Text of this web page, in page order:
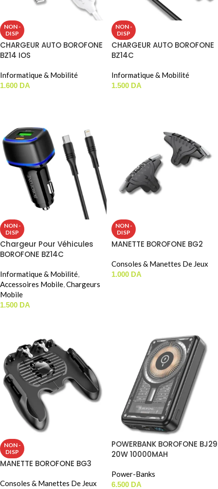
NON -
DISP
CHARGEUR AUTO BOROFONE
BZ14 IOS
Informatique & Mobilité
1.600 DA
NON -
DISP
CHARGEUR AUTO BOROFONE
BZ14C
Informatique & Mobilité
1.500 DA
NON -
DISP
Chargeur Pour Véhicules
BOROFONE BZ14C
Informatique & Mobilité,
Accessoires Mobile,Chargeurs
Mobile
1.500 DA
NON -
DISP
MANETTE BOROFONE BG2
Consoles & Manettes De Jeux
1.000 DA
NON -
DISP
MANETTE BOROFONE BG3
Consoles & Manettes De Jeux
POWERBANK BOROFONE BJ29
20W 10000MAH
Power-Banks
6.500 DA